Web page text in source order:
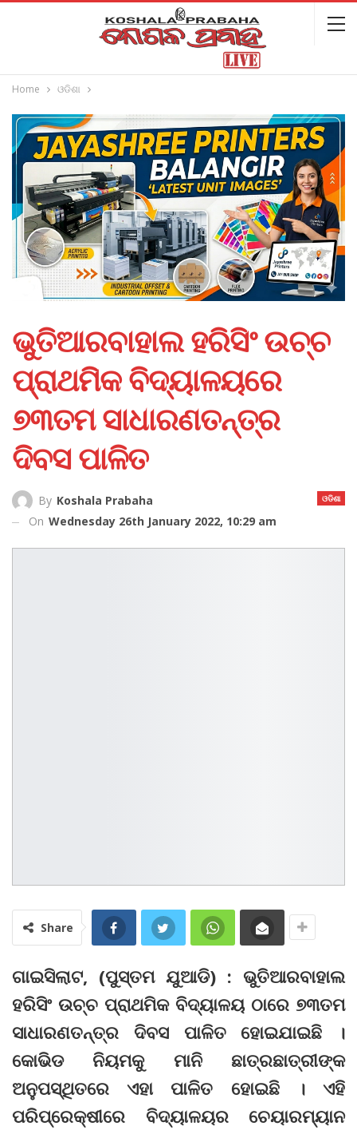
Home ଓଡିଶା
ଭୁତିଆରବାହାଲ ହରିସିଂ ଉଚ୍ଚ
ପ୍ରାଥମିକ ବିଦ୍ୟାଳୟରେ
୭୩ତମ ସାଧାରଣତନ୍ତ୍ର
ଦିବସ ପାଳିତ
ଓଡିଶା
By Koshala Prabaha
On Wednesday 26th January 2022, 10:29 am
Share
ଗାଇସିଲାଟ, (ପୁସ୍ତମ ଯୁଆଡି) : ଭୁତିଆରବାହାଲ
ହରିସିଂ ଉଚ୍ଚ ପ୍ରାଥମିକ ବିଦ୍ୟାଳୟ ଠାରେ ୭୩ତମ
ସାଧାରଣତନ୍ତ୍ର ଦିବସ ପାଳିତ ହୋଇଯାଇଛି ।
କୋଭିଡ ନିୟମକୁ ମାନି ଛାତ୍ରଛାତ୍ରୀଙ୍କ
ଅନୁପସ୍ଥିତରେ ଏହା ପାଳିତ ହୋଇଛି । ଏହି
ପରିପ୍ରେକ୍ଷୀରେ ବିଦ୍ୟାଳୟର ଚେୟାରମ୍ୟାନ